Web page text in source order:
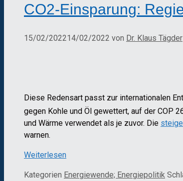
CO2-Einsparung:
15/02/202214/02/2022 von Dr. Klaus Tägder
Diese Redensart passt zur internationalen
gegen Kohle und Öl gewettert, auf der COP
und Wärme verwendet als je zuvor. Die
warnen.
Weiterlesen
Kategorien Energiewende; Energiepolitik